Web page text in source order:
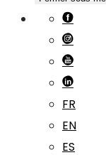
FR
EN
ES